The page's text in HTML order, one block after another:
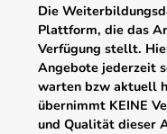
Die
Plattform, die das
Verfügung stellt.
Angebote jederzeit
warten bzw aktuell
übernimmt KEINE
und Qualität dieser